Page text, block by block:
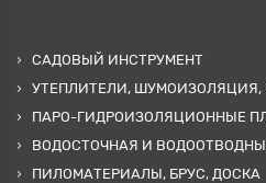
САДОВЫЙ ИНСТРУМЕНТ
УТЕПЛИТЕЛИ,
ПАРО-ГИДРОИЗОЛЯЦИОННЫЕ
ВОДОСТОЧНАЯ И
ПИЛОМАТЕРИАЛЫ, БРУС, ДОСКА